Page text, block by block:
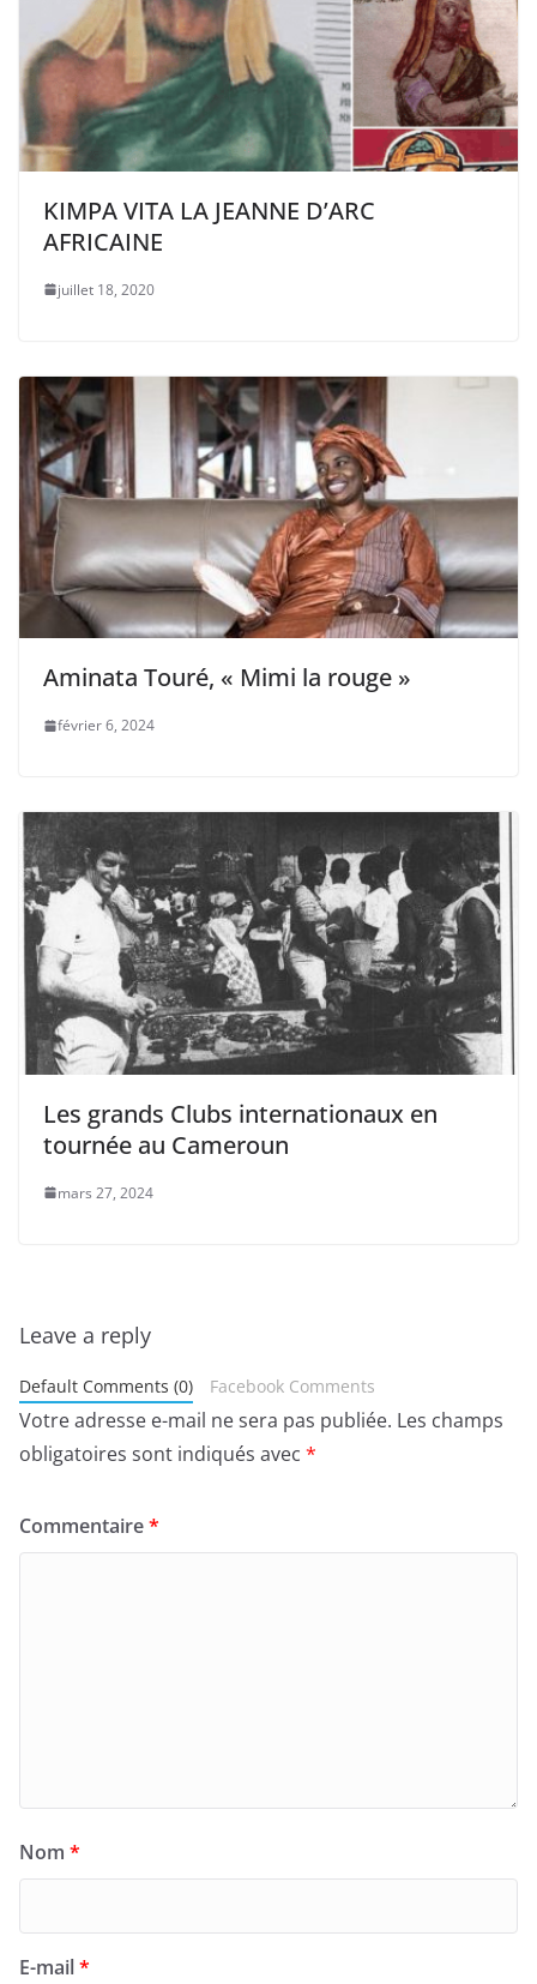
KIMPA VITA LA JEANNE D’ARC
AFRICAINE
juillet 18, 2020
Aminata Touré, « Mimi la rouge »
février 6, 2024
Les grands Clubs internationaux en
tournée au Cameroun
mars 27, 2024
Leave a reply
Default Comments (0) Facebook Comments
Votre adresse e-mail ne sera pas publiée. Les champs
obligatoires sont indiqués avec *
Commentaire*
Nom *
E-mail*